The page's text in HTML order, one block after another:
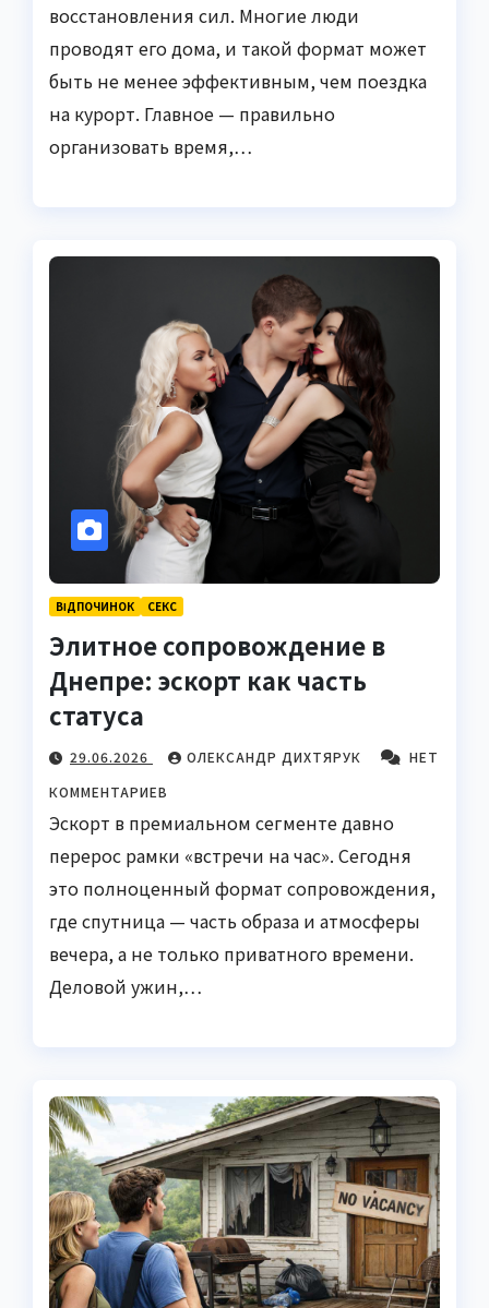
восстановления сил. Многие люди
проводят его дома, и такой формат может
быть не менее эффективным, чем поездка
на курорт. Главное — правильно
организовать время,…
ВІДПОЧИНОК СЕКС
Элитное сопровождение в
Днепре: эскорт как часть
статуса
29.06.2026 ОЛЕКСАНДР ДИХТЯРУК
НЕТ
КОММЕНТАРИЕВ
Эскорт в премиальном сегменте давно
перерос рамки «встречи на час». Сегодня
это полноценный формат сопровождения,
где спутница — часть образа и атмосферы
вечера, а не только приватного времени.
Деловой ужин,…